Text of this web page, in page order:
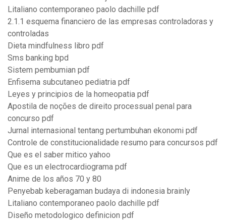
Litaliano contemporaneo paolo dachille pdf
2.1.1 esquema financiero de las empresas controladoras y
controladas
Dieta mindfulness libro pdf
Sms banking bpd
Sistem pembumian pdf
Enfisema subcutaneo pediatria pdf
Leyes y principios de la homeopatia pdf
Apostila de noções de direito processual penal para
concurso pdf
Jurnal internasional tentang pertumbuhan ekonomi pdf
Controle de constitucionalidade resumo para concursos pdf
Que es el saber mitico yahoo
Que es un electrocardiograma pdf
Anime de los años 70 y 80
Penyebab keberagaman budaya di indonesia brainly
Litaliano contemporaneo paolo dachille pdf
Diseño metodologico definicion pdf